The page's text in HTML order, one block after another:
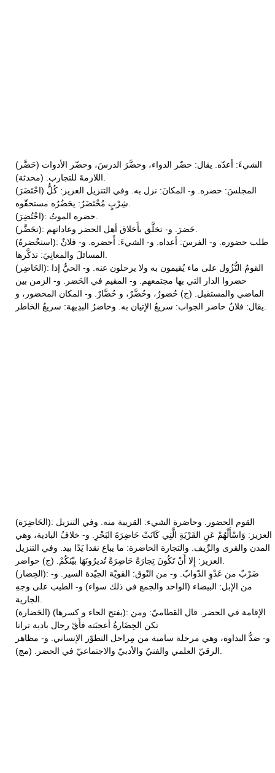
(حَضَّر) الشيءَ: أعدّه. يقال: حضّر الدواء، وحضَّرَ الدرسَ، وحضّر الأدوات
(احْتَضَرَ) المجلسَ: حضره. و- المكانَ: نزل به. وفي التنزيل العزيز: كُلُّ
(استحْضرهُ): طلب حضوره. و- الفرسَ: أعداه. و- الشيءَ: أَحضره. و- فلانٌ
(الحَاضِر): القومُ النُّزُول على ماء يُقيمون به ولا يرحلون عنه. و- الحيُّ إذا
حضروا الدار التي بها مجتمعهم. و- المقيم في الحَضر. و- الزمن بين
الماضي والمستقبل. (ج) حُضورٌ، وحُضَّرٌ، و حُضَّارٌ. و- المكان المحضور، و
(الحَاضِرَة): القوم الحضور. وحاضرة الشيء: القريبة منه. وفي التنزيل
العزيز: وَاسْأَلْهُمْ عَنِ القَرْيَةِ الَّتِي كَانَتْ حَاضِرَةَ البَحْرِ. و- خلافُ البادية، وهي
المدن والقرى والرِّيف. والتجارة الحاضرة: ما يباع نقدا يَدًا بيد. وفي التنزيل
(الحِضار): ضَرْبٌ من عَدْوِ الدّوابّ. و- من النّوق: القويّة الجيّدة السير. و-
من الإبل: البيضاء (الواحد والجمع في ذلك سواء) و- الطيب على وجهِ
(الحَضارة) (بفتح الحاء و كسرها): الإقامة في الحضر. قال القطاميّ: ومن
تكن الحِضَارةُ أعجبَته فأَيّ رجال بادية ترانا
و- ضدُّ البداوة، وهي مرحلة سامية من مِراحل التطوّر الإنساني. و- مظاهر